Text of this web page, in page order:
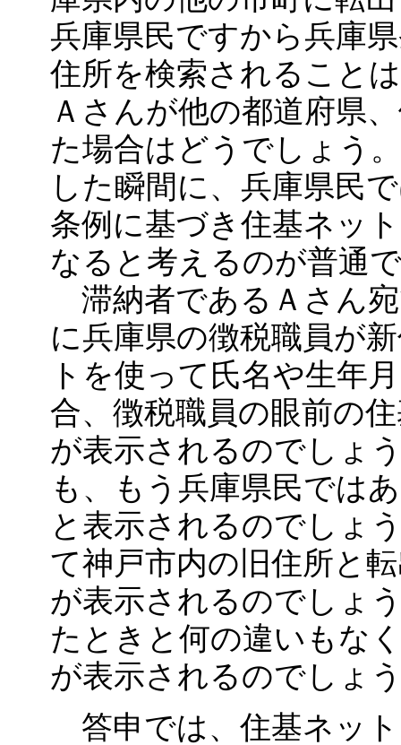
兵庫県民ですから兵庫
住所を検索されること
Ａさんが他の都道府県
た場合はどうでしょう
した瞬間に、兵庫県民
条例に基づき住基ネッ
なると考えるのが普通
滞納者であるＡさん
に兵庫県の徴税職員が
トを使って氏名や生年
合、徴税職員の眼前の
が表示されるのでしょ
も、もう兵庫県民では
と表示されるのでしょ
て神戸市内の旧住所と
が表示されるのでしょ
たときと何の違いもな
が表示されるのでしょ
答申では、住基ネッ